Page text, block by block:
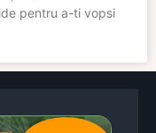
pentru a-ti vopsi